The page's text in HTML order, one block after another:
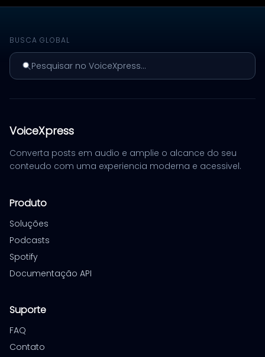
BUSCA GLOBAL
Pesquisar no VoiceXpress...
VoiceXpress
Converta posts em audio e amplie o alcance do seu
conteudo com uma experiencia moderna e acessivel.
Produto
Soluções
Podcasts
Spotify
Documentação API
Suporte
FAQ
Contato